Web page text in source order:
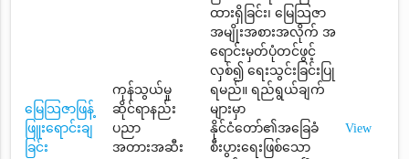
မြေသြဇာဖြန့်
ဖြူးရောင်းချ
ခြင်း
ကုန်သွယ်မှု
ဆိုင်ရာနည်း
ပညာ
အတားအဆီး
ထားရှိခြင်း၊ မြေသြဇာ
အမျိုးအစားအလိုက် အ
ရောင်းမှတ်ပုံတင်ဖွင့်
လှစ်၍ ရေးသွင်းခြင်းပြု
ရမည်။ ရည်ရွယ်ချက်
များမှာ
နိုင်ငံတော်၏အခြေခံ
စီးပွားရေးဖြစ်သော
View